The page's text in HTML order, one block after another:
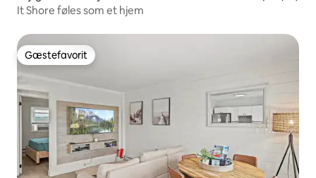
It Shore føles som et hjem
Gæstefavorit
Gæstefavorit